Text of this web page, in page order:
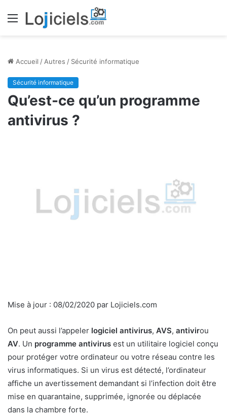
Menu
Accueil / Autres / Sécurité informatique
Sécurité informatique
Qu’est-ce qu’un programme
antivirus ?
Mise à jour : 08/02/2020 par Lojiciels.com
On peut aussi l’appeler logiciel antivirus, AVS, antivirou
AV. Un programme antivirus est un utilitaire logiciel conçu
pour protéger votre ordinateur ou votre réseau contre les
virus informatiques. Si un virus est détecté, l’ordinateur
affiche un avertissement demandant si l’infection doit être
mise en quarantaine, supprimée, ignorée ou déplacée
dans la chambre forte.